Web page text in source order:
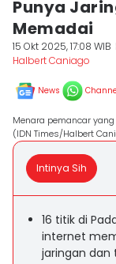
Punya
Memadai
15 Okt 2025, 17:08 WIB
Halbert Caniago
News
Menara pemancar
(IDN Times/Halbert
Intinya Sih
16 titik di
internet
jaringan dan